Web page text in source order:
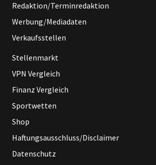
Redaktion/Terminredaktion
Werbung/Mediadaten
Verkaufsstellen
Stellenmarkt
VPN Vergleich
Finanz Vergleich
Sportwetten
Shop
Haftungsausschluss/Disclaimer
Datenschutz